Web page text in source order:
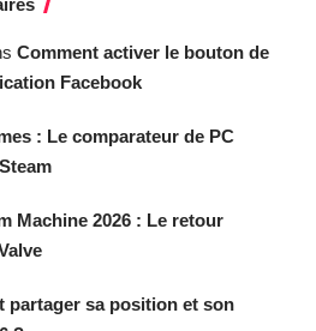
Comment activer le bouton de
Facebook
: Le comparateur de PC
Machine 2026 : Le retour
partager sa position et son